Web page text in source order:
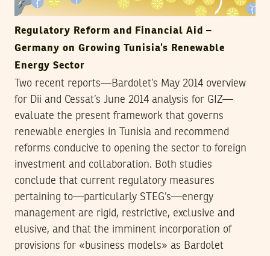
Regulatory Reform and Financial Aid –
Germany on Growing Tunisia’s Renewable
Energy Sector
Two recent reports—Bardolet’s May 2014 overview
for Dii and Cessat’s June 2014 analysis for GIZ—
evaluate the present framework that governs
renewable energies in Tunisia and recommend
reforms conducive to opening the sector to foreign
investment and collaboration. Both studies
conclude that current regulatory measures
pertaining to—particularly STEG’s—energy
management are rigid, restrictive, exclusive and
elusive, and that the imminent incorporation of
provisions for «business models» as Bardolet